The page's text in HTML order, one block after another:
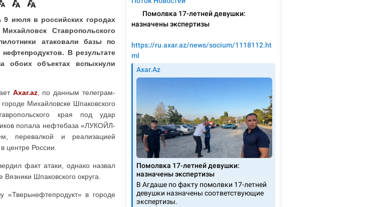
9 июля в российских городах
Ставропольского
атаковали базы по
В результате
обоих объектах вспыхнули
Axar.az, по данным телеграм-
городе Михайловске Шпаковского
края под удар
попала нефтебаза «ЛУКОЙЛ-
перевалкой и реализацией
центре России.
факт атаки, однако назвал
Шпаковского округа.
«Тверьнефтепродукт» в городе